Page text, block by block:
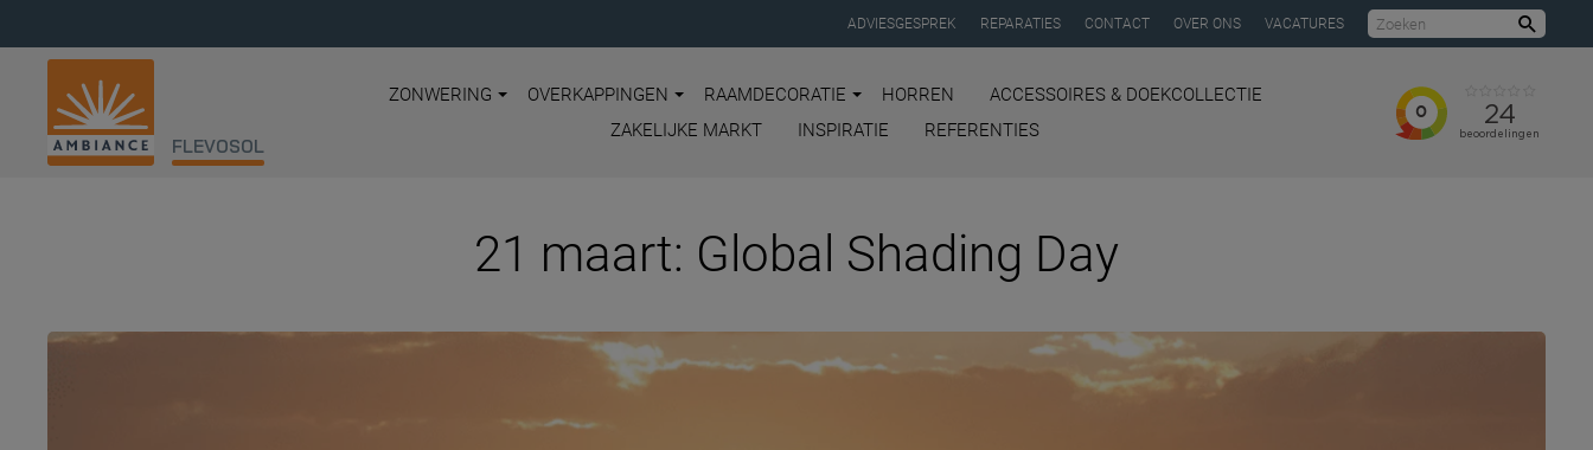
ADVIESGESPREK REPARATIES CONTACT OVER ONS VACATURES
FLEVOSOL
ZONWERING OVERKAPPINGEN RAAMDECORATIE HORREN
ACCESSOIRES & DOEKCOLLECTIE
ZAKELIJKE MARKT
INSPIRATIE REFERENTIES
21 maart: Global Shading Day